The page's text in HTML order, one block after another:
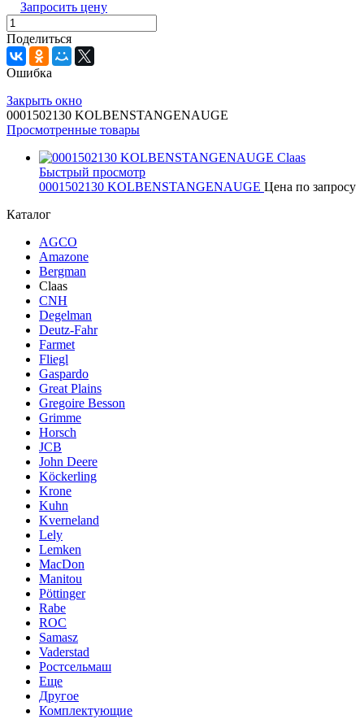
Запросить цену
Поделиться
Ошибка
Закрыть окно
0001502130 KOLBENSTANGENAUGE
Просмотренные товары
Быстрый просмотр
0001502130 KOLBENSTANGENAUGE Цена по запросу
Каталог
AGCO
Amazone
Bergman
Claas
CNH
Degelman
Deutz-Fahr
Farmet
Fliegl
Gaspardo
Great Plains
Gregoire Besson
Grimme
Horsch
JCB
John Deere
Köckerling
Krone
Kuhn
Kverneland
Lely
Lemken
MacDon
Manitou
Pöttinger
Rabe
ROC
Samasz
Vaderstad
Ростсельмаш
Еще
Другое
Комплектующие